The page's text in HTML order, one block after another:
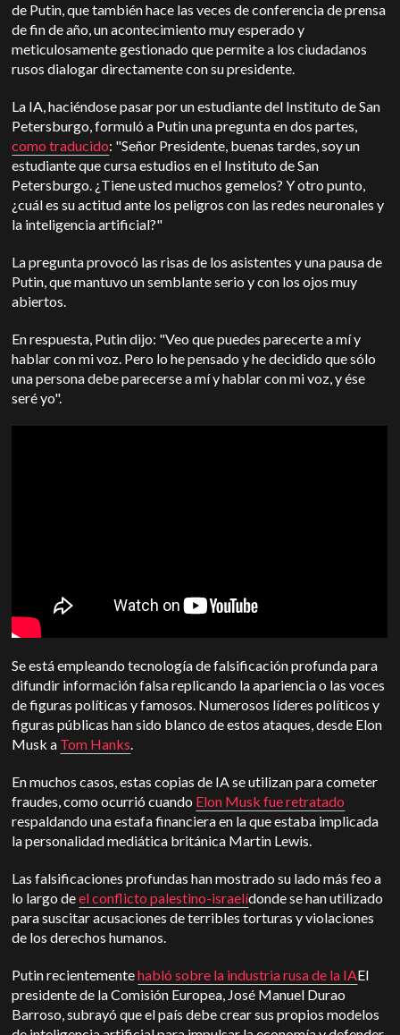
de Putin, que también hace las veces de conferencia de prensa
de fin de año, un acontecimiento muy esperado y
meticulosamente gestionado que permite a los ciudadanos
rusos dialogar directamente con su presidente.
La IA, haciéndose pasar por un estudiante del Instituto de San
Petersburgo, formuló a Putin una pregunta en dos partes,
como traducido: "Señor Presidente, buenas tardes, soy un
estudiante que cursa estudios en el Instituto de San
Petersburgo. ¿Tiene usted muchos gemelos? Y otro punto,
¿cuál es su actitud ante los peligros con las redes neuronales y
la inteligencia artificial?"
La pregunta provocó las risas de los asistentes y una pausa de
Putin, que mantuvo un semblante serio y con los ojos muy
abiertos.
En respuesta, Putin dijo: "Veo que puedes parecerte a mí y
hablar con mi voz. Pero lo he pensado y he decidido que sólo
una persona debe parecerse a mí y hablar con mi voz, y ése
seré yo".
Se está empleando tecnología de falsificación profunda para
difundir información falsa replicando la apariencia o las voces
de figuras políticas y famosos. Numerosos líderes políticos y
figuras públicas han sido blanco de estos ataques, desde Elon
Musk a Tom Hanks.
En muchos casos, estas copias de IA se utilizan para cometer
fraudes, como ocurrió cuando Elon Musk fue retratado
respaldando una estafa financiera en la que estaba implicada
la personalidad mediática británica Martin Lewis.
Las falsificaciones profundas han mostrado su lado más feo a
lo largo deel conflicto palestino-israelídonde se han utilizado
para suscitar acusaciones de terribles torturas y violaciones
de los derechos humanos.
Putin recientementehabló sobre la industria rusa de la IAEl
presidente de la Comisión Europea, José Manuel Durao
Barroso, subrayó que el país debe crear sus propios modelos